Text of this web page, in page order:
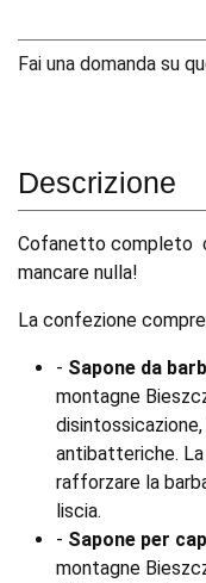
Fai una domanda su
Descrizione
Cofanetto completo
mancare nulla!
La confezione
- Sapone da
montagne
antibatteriche.
rafforzare la
liscia.
- Sapone per
montagne